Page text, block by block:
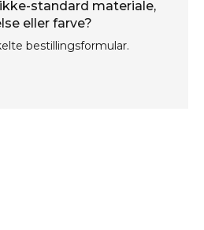
standard materiale,
eller farve?
bestillingsformular.